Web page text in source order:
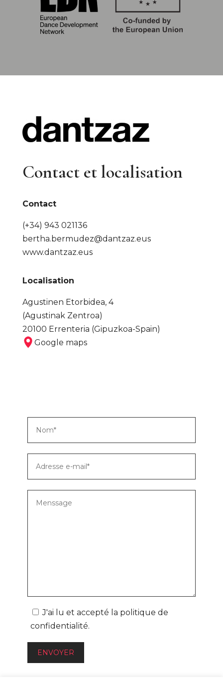
Contact et localisation
Contact
(+34) 943 021136
bertha.bermudez@dantzaz.eus
www.dantzaz.eus
Localisation
Agustinen Etorbidea, 4
(Agustinak Zentroa)
20100 Errenteria (Gipuzkoa-Spain)
Google maps
J'ai lu et accepté la politique de
confidentialité.